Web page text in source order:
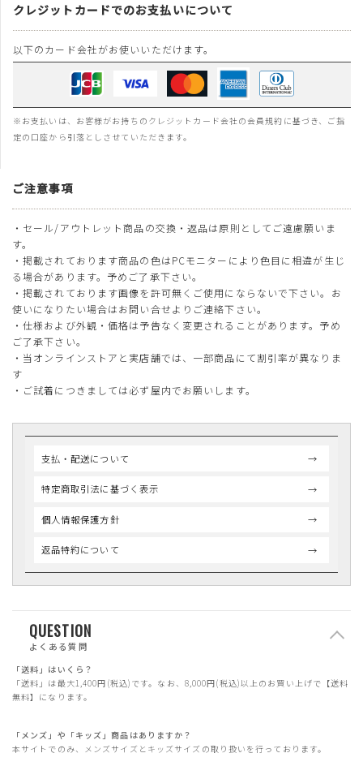
クレジットカードでのお支払いについて
以下のカード会社がお使いいただけます。
※お支払いは、お客様がお持ちのクレジットカード会社の会員規約に基づき、ご指
定の口座から引落としさせていただきます。
ご注意事項
・セール/アウトレット商品の交換・返品は原則としてご遠慮願いま
す。
・掲載されております商品の色はPCモニターにより色目に相違が生じ
る場合があります。予めご了承下さい。
・掲載されております画像を許可無くご使用にならないで下さい。お
使いになりたい場合はお問い合せよりご連絡下さい。
・仕様および外観・価格は予告なく変更されることがあります。予め
ご了承下さい。
・当オンラインストアと実店舗では、一部商品にて割引率が異なりま
す
・ご試着につきましては必ず屋内でお願いします。
支払・配送について
特定商取引法に基づく表示
個人情報保護方針
返品特約について
QUESTION
よくある質問
「送料」はいくら？
「送料」は最大1,400円(税込)です。なお、8,000円(税込)以上のお買い上げで【送料
無料】になります。
「メンズ」や「キッズ」商品はありますか？
本サイトでのみ、メンズサイズとキッズサイズの取り扱いを行っております。